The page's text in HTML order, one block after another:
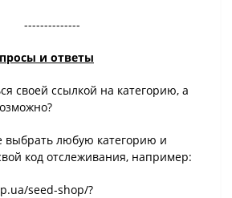
--------------
и ответы
своей ссылкой на категорию, а
выбрать любую категорию и
код отслеживания, например:
seed-shop/?